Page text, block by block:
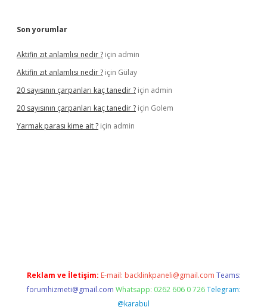
Son yorumlar
Aktifin zıt anlamlısı nedir ? için admin
Aktifin zıt anlamlısı nedir ? için Gülay
20 sayısının çarpanları kaç tanedir ? için admin
20 sayısının çarpanları kaç tanedir ? için Golem
Yarmak parası kime ait ? için admin
Reklam ve İletişim: E-mail: backlinkpaneli@gmail.com Teams:
forumhizmeti@gmail.com Whatsapp: 0262 606 0 726 Telegram:
@karabul